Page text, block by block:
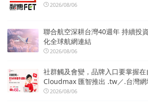
2026/08/06
聯合航空深耕台灣40週年 持續投
化全球航網連結
2026/08/06
社群觸及會變，品牌入口要掌握在
Cloudmax 匯智推出 .tw／.台灣
2026/08/06